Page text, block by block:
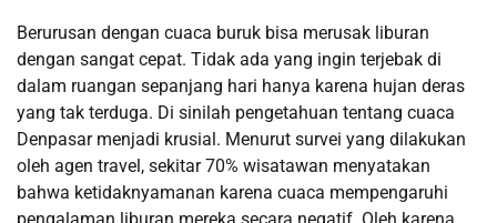
Berurusan dengan cuaca buruk bisa merusak liburan
dengan sangat cepat. Tidak ada yang ingin terjebak di
dalam ruangan sepanjang hari hanya karena hujan deras
yang tak terduga. Di sinilah pengetahuan tentang cuaca
Denpasar menjadi krusial. Menurut survei yang dilakukan
oleh agen travel, sekitar 70% wisatawan menyatakan
bahwa ketidaknyamanan karena cuaca mempengaruhi